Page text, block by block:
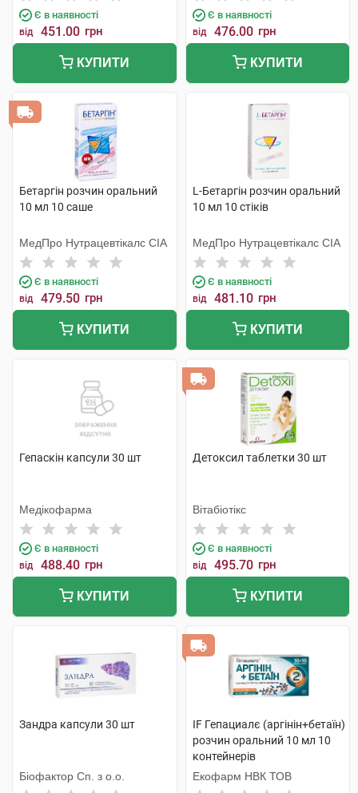
Є в наявності
від 451.00 грн
КУПИТИ
Є в наявності
від 476.00 грн
КУПИТИ
Бетаргін розчин оральний
10 мл 10 саше
МедПро Нутрацевтікалс СІА
Є в наявності
від 479.50 грн
КУПИТИ
L-Бетаргін розчин оральний
10 мл 10 стіків
МедПро Нутрацевтікалс СІА
Є в наявності
від 481.10 грн
КУПИТИ
Гепаскін капсули 30 шт
Медікофарма
Є в наявності
від 488.40 грн
КУПИТИ
Детоксил таблетки 30 шт
Вітабіотікс
Є в наявності
від 495.70 грн
КУПИТИ
Зандра капсули 30 шт
Біофактор Сп. з о.о.
IF Гепациалє (аргінін+бетаїн)
розчин оральний 10 мл 10
контейнерів
Екофарм НВК ТОВ